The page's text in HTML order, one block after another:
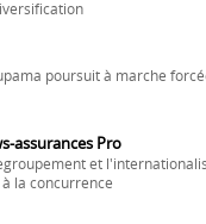
poursuit à marche
assurances Pro
et
la concurrence